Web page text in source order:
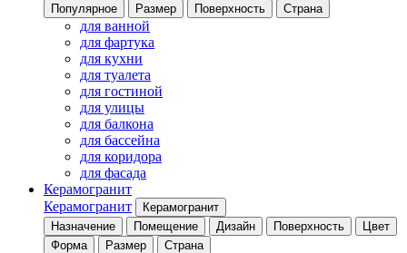
Популярное
Размер Поверхность Страна
для ванной
для фартука
для кухни
для туалета
для гостиной
для улицы
для балкона
для бассейна
для коридора
для фасада
Керамогранит
Керамогранит
Керамогранит
Назначение
Помещение Дизайн Поверхность
Цвет
Форма
Размер Страна